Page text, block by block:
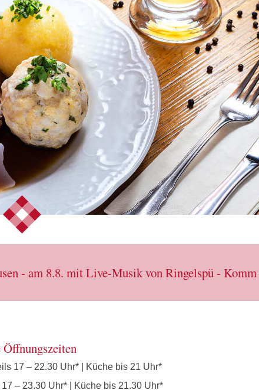
- am 8.8. mit Live-Musik von Ringelspü -
Öffnungszeiten
17 – 22.30 Uhr* | Küche bis 21 Uhr*
– 23.30 Uhr* | Küche bis 21.30 Uhr*